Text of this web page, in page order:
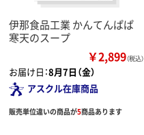
伊那食品工業 かんてんぱぱ
寒天のスープ
￥2,899（税込）
お届け日：8月7日（金）
アスクル在庫商品
販売単位違いの商品が5商品あります